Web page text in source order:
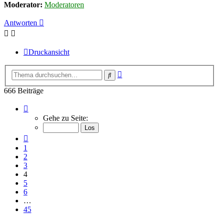
Moderator: Moderatoren
Antworten
Druckansicht
Suche
666 Beiträge
von
Gehe zu Seite:
1
2
3
4
5
6
…
45